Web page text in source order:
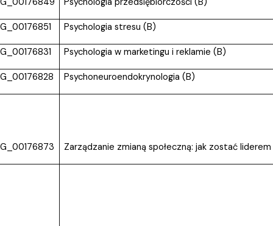
Psychologia stresu (B)
Psychologia w marketingu i reklamie (B)
Psychoneuroendokrynologia (B)
Zarządzanie zmianą społeczną: jak zostać